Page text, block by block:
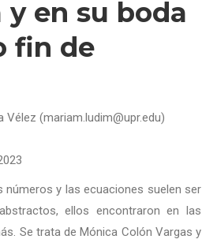
en su boda
fin de
Vélez (mariam.ludim@upr.edu)
números y las ecuaciones suelen ser
ellos encontraron en las
Se trata de Mónica Colón Vargas y